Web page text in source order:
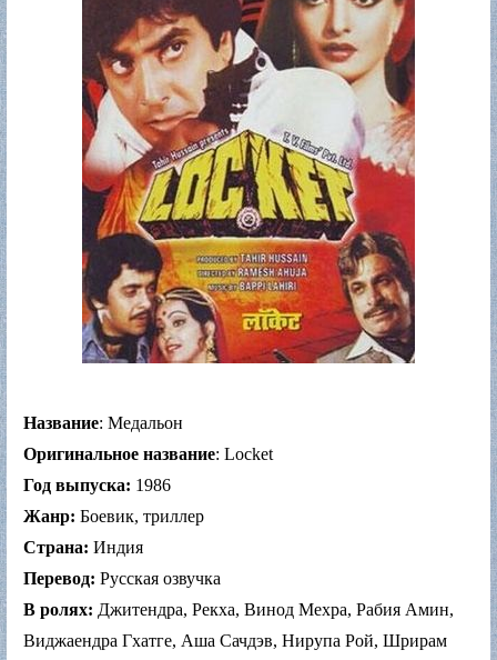
Название: Медальон
Оригинальное название: Locket
Год выпуска: 1986
Жанр: Боевик, триллер
Страна: Индия
Перевод: Русская озвучка
В ролях: Джитендра, Рекха, Винод Мехра, Рабия Амин,
Виджаендра Гхатге, Аша Сачдэв, Нирупа Рой, Шрирам